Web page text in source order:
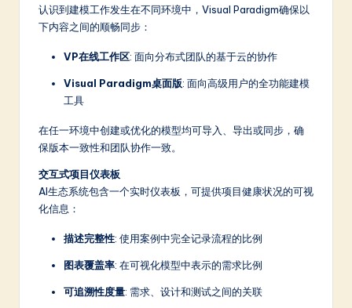
认识到建模工作发生在不同环境中，Visual Paradigm确保以
下内容之间的顺畅同步：
VP在线工作区: 面向分布式团队的基于云的协作
Visual Paradigm桌面版: 面向高级用户的全功能建模
工具
在任一环境中创建或优化的模型均可导入、导出或同步，确
保版本一致性和团队协作一致。
交互式项目仪表板
AI生态系统包含一个实时仪表板，可提供项目健康状况的可视
化信息：
描述完整性: 使用案例中完全记录流程的比例
图表覆盖率: 在可视化模型中表示的需求比例
可追溯性度量: 需求、设计和测试之间的关联